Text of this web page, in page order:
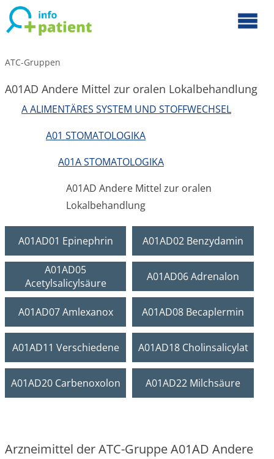
ATC-Gruppen
A01AD Andere Mittel zur oralen Lokalbehandlung
A ALIMENTÄRES SYSTEM UND STOFFWECHSEL
A01 STOMATOLOGIKA
A01A STOMATOLOGIKA
A01AD Andere Mittel zur oralen
Lokalbehandlung
A01AD01 Epinephrin A01AD02 Benzydamin
A01AD05
Acetylsalicylsäure
A01AD06 Adrenalon
A01AD07 Amlexanox A01AD08 Becaplermin
A01AD11 Verschiedene A01AD18 Cholinsalicylat
A01AD20 Carbenoxolon A01AD22 Milchsäure
Arzneimittel der ATC-Gruppe A01AD Andere